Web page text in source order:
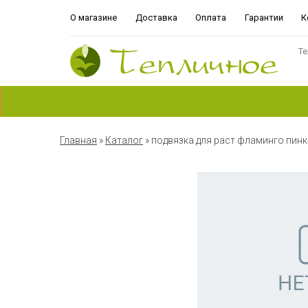
О магазине Доставка Оплата Гарантии
Главная » Каталог » подвязка для раст фламинго